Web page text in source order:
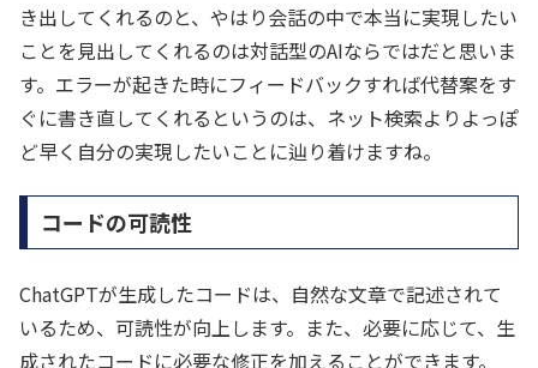
き出してくれるのと、やはり会話の中で本当に実現したい
ことを見出してくれるのは対話型のAIならではだと思いま
す。エラーが起きた時にフィードバックすれば代替案をす
ぐに書き直してくれるというのは、ネット検索よりよっぽ
ど早く自分の実現したいことに辿り着けますね。
コードの可読性
ChatGPTが生成したコードは、自然な文章で記述されて
いるため、可読性が向上します。また、必要に応じて、生
成されたコードに必要な修正を加えることができます。